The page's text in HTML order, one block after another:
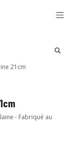
21cm
- Fabriqué au